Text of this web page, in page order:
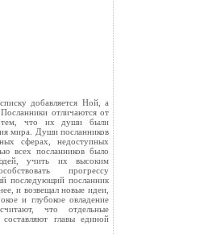
добавляется Ной, а
отличаются от
тем, что их души были
мира. Души посланников
сферах, недоступных
всех посланников было
учить их высоким
прогрессу
последующий посланник
и возвещал новые идеи,
и глубокое овладение
что отдельные
главы единой